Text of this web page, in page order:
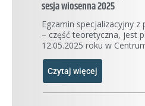
sesja wiosenna 2025
Egzamin specjalizacyjny z
– część teoretyczna, jest
12.05.2025 roku w
Czytaj więcej